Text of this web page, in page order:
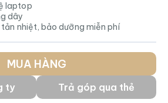
laptop
dây
tản nhiệt, bảo dưỡng miễn phí
MUA HÀNG
ty Trả góp qua thẻ